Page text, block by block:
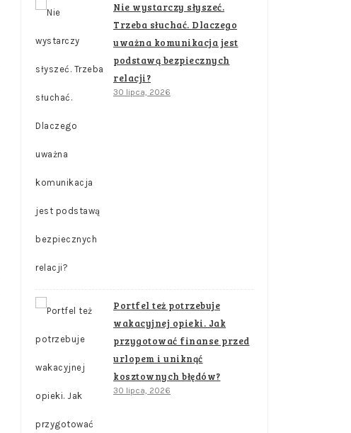
Nie wystarczy słyszeć.
Trzeba słuchać. Dlaczego
uważna komunikacja jest
podstawą bezpiecznych
relacji?
30 lipca, 2026
Portfel też potrzebuje
wakacyjnej opieki. Jak
przygotować finanse przed
urlopem i uniknąć
kosztownych błędów?
30 lipca, 2026